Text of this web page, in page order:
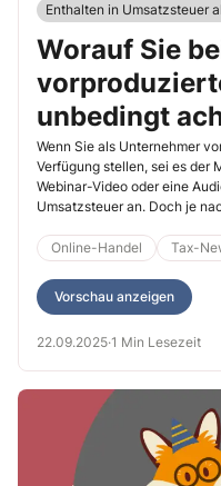
Enthalten in Umsatzsteuer
Worauf Sie
unbedingt
Wenn Sie als Unternehmer
Verfügung stellen, sei es der
Webinar-Video oder eine
Umsatzsteuer an. Doch je
direkte Auswirkungen auf
den Steuersatz.
Online-Handel Tax-
Vorschau anzeigen
22.09.2025·1 Min Lesezeit